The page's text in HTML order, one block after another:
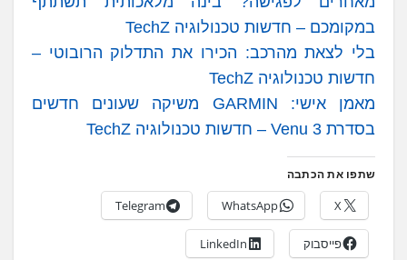
במקומכם – חדשות טכנולוגיה TechZ
בלי לצאת מהרכב: הכירו את התדלוק הרובוטי –
חדשות טכנולוגיה TechZ
מאמן אישי: GARMIN משיקה שעונים חדשים
בסדרת Venu 3 – חדשות טכנולוגיה TechZ
שתפו את הכתבה
X
WhatsApp
Telegram
פייסבוק LinkedIn